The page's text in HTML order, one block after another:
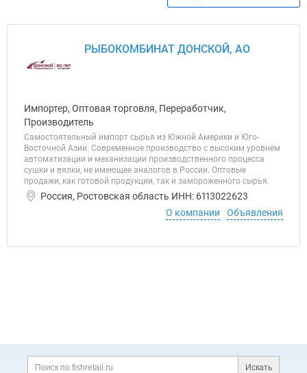
РЫБОКОМБИНАТ ДОНСКОЙ, АО
Импортер, Оптовая торговля, Переработчик,
Производитель
Самостоятельный импорт сырья из Южной Америки и Юго-
Восточной Азии. Современное производство с высоким уровнем
автоматизации и механизации производственного процесса
сушки и вялки, не имеющее аналогов в России. Оптовые
продажи, как готовой продукции, так и замороженного сырья.
Россия, Ростовская область ИНН: 6113022623
О компании
Объявления
Дополнительная информация
Поиск по сайту и
Искать